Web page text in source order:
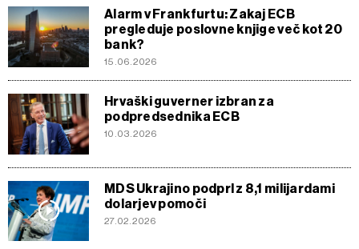
Alarm v Frankfurtu: Zakaj ECB
pregleduje poslovne knjige več kot 20
bank?
15.06.2026
Hrvaški guverner izbran za
podpredsednika ECB
10.03.2026
MDS Ukrajino podprl z 8,1 milijardami
dolarjev pomoči
27.02.2026